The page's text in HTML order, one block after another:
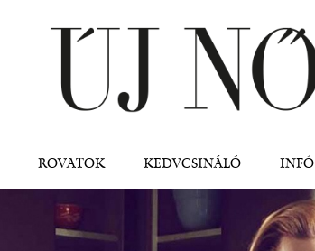
ROVATOK KEDVCSINÁLÓ INFÓ